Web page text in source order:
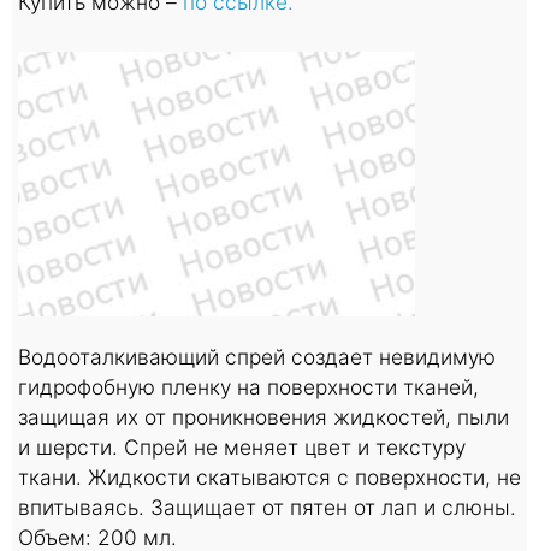
Водооталкивающий спрей создает невидимую
гидрофобную пленку на поверхности тканей,
защищая их от проникновения жидкостей, пыли
и шерсти. Спрей не меняет цвет и текстуру
ткани. Жидкости скатываются с поверхности, не
впитываясь. Защищает от пятен от лап и слюны.
Объем: 200 мл.